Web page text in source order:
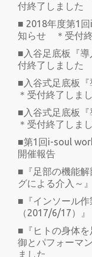
付終了しました
■ 2018年度第1
知らせ ＊受付
■入谷足底板『
付終了しました
■入谷式足底板
＊受付終了しま
■入谷式足底
＊受付終了しま
■第1回i-soul
開催報告
■『足部の機能
グによる介入～
■『インソール
（2017/6/17）
■『ヒトの身体
御とパフォーマ
ました